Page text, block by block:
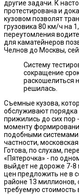
другие задачи. К
протестирована и
кузовом позволят
грузовика 80 км/ч на
переутомления
для каматейнеров
Челнов до Москвы,
Систему
сокращение
раскошелиться
решилась.
Cъемные кузова,
обслуживают порядка
прижились до сих пор
моменту
подобными
частности,
Готова, по слухам,
«Пятерочка» - по
выйдет не дороже 7-8
цен предложить не в
районе 13 миллионов,
требуемую стоимость